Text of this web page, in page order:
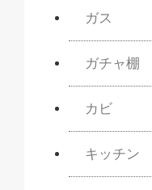
ガス
ガチャ棚
カビ
キッチン